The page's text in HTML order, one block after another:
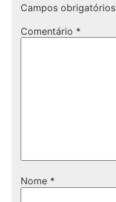
Campos
Comentário *
Nome *